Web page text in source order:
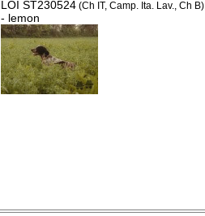
LOI ST230524 (Ch IT, Camp. Ita. Lav., Ch B)
- lemon